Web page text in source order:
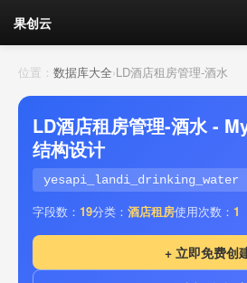
果创云
数据表单
API接口
云存储
流量 剩余接口流量
位置： 数据库大全›LD酒店租房管理-酒水
LD酒店租房管理-酒水 -
结构设计
yesapi_landi_drinking_water
字段数： 19分类： 酒店租房使用次数： 1
+ 立即免费创